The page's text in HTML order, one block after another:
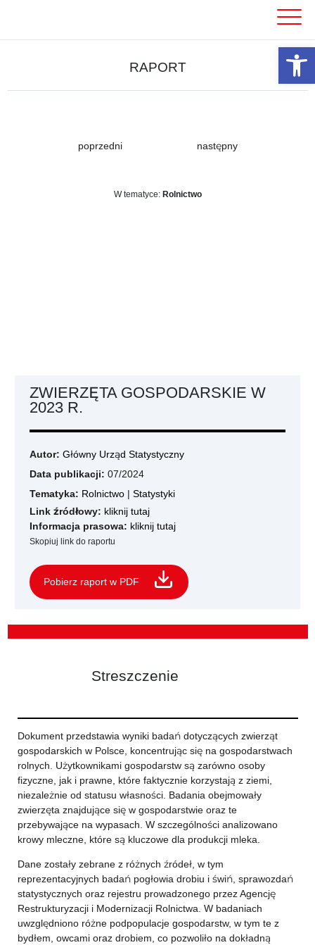
RAPORT
poprzedni następny
W tematyce: Rolnictwo
ZWIERZĘTA GOSPODARSKIE W
2023 R.
Autor: Główny Urząd Statystyczny
Data publikacji: 07/2024
Tematyka: Rolnictwo | Statystyki
Link źródłowy: kliknij tutaj
Informacja prasowa: kliknij tutaj
Skopiuj link do raportu
Pobierz raport w PDF
Streszczenie
Dokument przedstawia wyniki badań dotyczących zwierząt
gospodarskich w Polsce, koncentrując się na gospodarstwach
rolnych. Użytkownikami gospodarstw są zarówno osoby
fizyczne, jak i prawne, które faktycznie korzystają z ziemi,
niezależnie od statusu własności. Badania obejmowały
zwierzęta znajdujące się w gospodarstwie oraz te
przebywające na wypasach. W szczególności analizowano
krowy mleczne, które są kluczowe dla produkcji mleka.
Dane zostały zebrane z różnych źródeł, w tym
reprezentacyjnych badań pogłowia drobiu i świń, sprawozdań
statystycznych oraz rejestru prowadzonego przez Agencję
Restrukturyzacji i Modernizacji Rolnictwa. W badaniach
uwzględniono różne podpopulacje gospodarstw, w tym te z
bydłem, owcami oraz drobiem, co pozwoliło na dokładną